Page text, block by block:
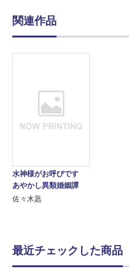
関連作品
水神様がお呼びです
あやかし異類婚姻譚
佐々木匙
最近チェックした商品